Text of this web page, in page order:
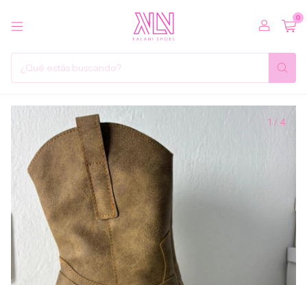
0
1 / 4